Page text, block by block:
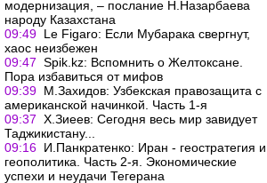
модернизация, – послание Н.Назарбаева
народу Казахстана
09:49 Le Figaro: Если Мубарака свергнут,
хаос неизбежен
09:47 Spik.kz: Вспомнить о Желтоксане.
Пора избавиться от мифов
09:39 М.Захидов: Узбекская правозащита с
американской начинкой. Часть 1-я
09:37 Х.Зиеев: Сегодня весь мир завидует
Таджикистану...
09:16 И.Панкратенко: Иран - геостратегия и
геополитика. Часть 2-я. Экономические
успехи и неудачи Тегерана